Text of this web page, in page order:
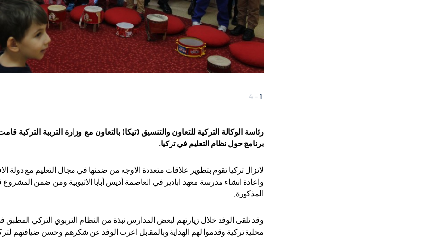
1
-
4
رئاسة الوكالة التركية للتعاون والتنسيق (تيكا) بالتعاون مع وزارة التربية
برنامج حول نظام التعليم في تركيا.
لاتزال تركيا تقوم بتطوير علاقات متعددة الاوجه من ضمنها في مجال التعليم مع دولة
المذكورة.
وقد تلقى الوفد خلال زيارتهم لبعض المدارس نبذة من النظام التربوي التركي المطبق
محلية تركية وقدموا لهم الهداية وبالمقابل اعرب الوفد عن شكرهم وحسن ضيافتهم